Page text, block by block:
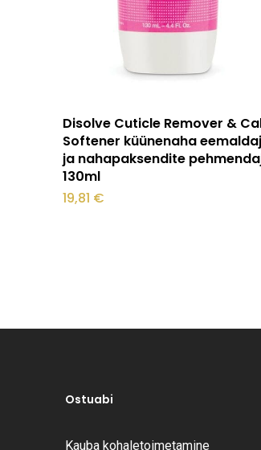
Loe edasi
Disolve Cuticle Remover &
Softener küünenaha
ja nahapaksendite
130ml
19,81 €
Ostuabi
Kauba kohaletoimetamine